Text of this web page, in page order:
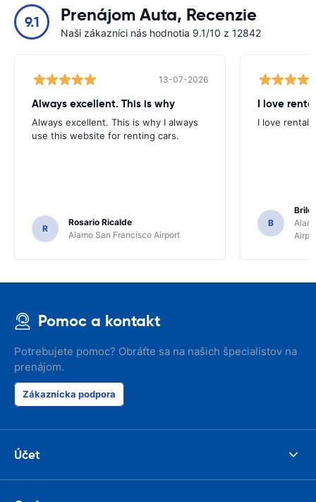
9.1 Prenájom Auta, Recenzie
Naši zákazníci nás hodnotia 9.1/10 z 12842
13-07-2026
Always excellent. This is why
Always excellent. This is why I always
use this website for renting cars.
R
Rosario Ricalde
Alamo San Francisco Airport
I love
I love rental
B
Pomoc a kontakt
Potrebujete pomoc? Obráťte sa na našich špecialistov na
prenájom.
Zákaznícka podpora
Účet